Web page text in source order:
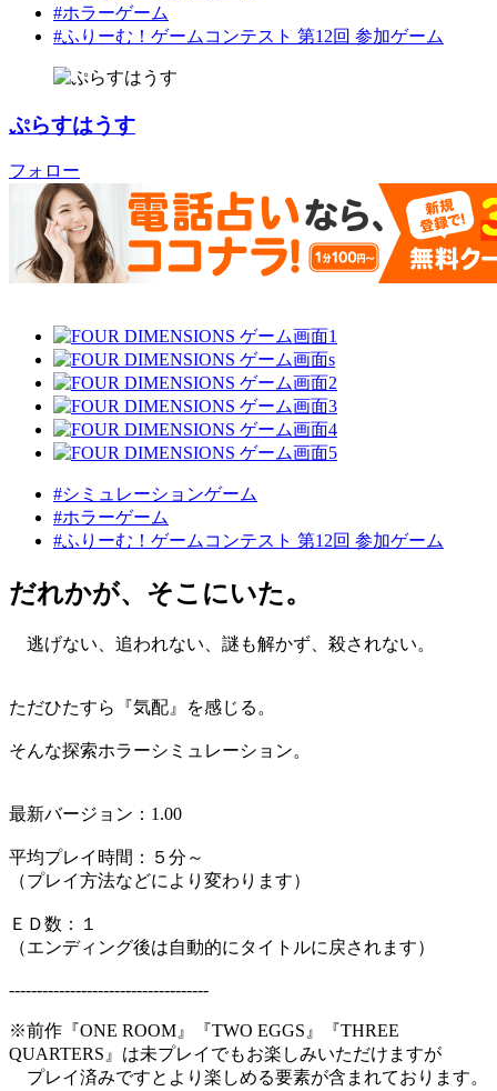
#ホラーゲーム
#ふりーむ！ゲームコンテスト 第12回 参加ゲーム
ぷらすはうす
フォロー
#シミュレーションゲーム
#ホラーゲーム
#ふりーむ！ゲームコンテスト 第12回 参加ゲーム
だれかが、そこにいた。
逃げない、追われない、謎も解かず、殺されない。
ただひたすら『気配』を感じる。
そんな探索ホラーシミュレーション。
最新バージョン：1.00
平均プレイ時間：５分～
（プレイ方法などにより変わります）
ＥＤ数：１
（エンディング後は自動的にタイトルに戻されます）
------------------------------------
※前作『ONE ROOM』『TWO EGGS』『THREE
QUARTERS』は未プレイでもお楽しみいただけますが
プレイ済みですとより楽しめる要素が含まれております。